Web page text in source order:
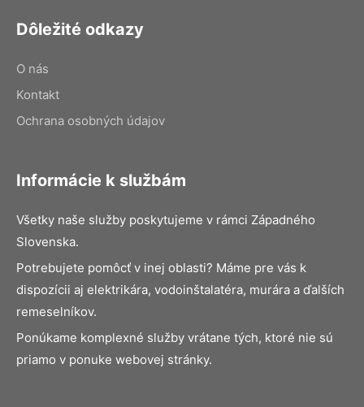
Dôležité odkazy
O nás
Kontakt
Ochrana osobných údajov
Informácie k službám
Všetky naše služby poskytujeme v rámci Západného
Slovenska.
Potrebujete pomôcť v inej oblasti? Máme pre vás k
dispozícii aj elektrikára, vodoinštalatéra, murára a ďalších
remeselníkov.
Ponúkame komplexné služby vrátane tých, ktoré nie sú
priamo v ponuke webovej stránky.